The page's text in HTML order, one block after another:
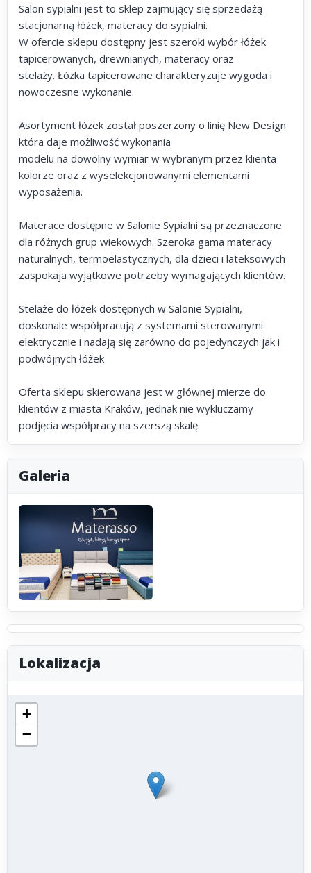
Salon sypialni jest to sklep zajmujący się sprzedażą
stacjonarną łóżek, materacy do sypialni.
W ofercie sklepu dostępny jest szeroki wybór łóżek
tapicerowanych, drewnianych, materacy oraz
stelaży. Łóżka tapicerowane charakteryzuje wygoda i
nowoczesne wykonanie.
Asortyment łóżek został poszerzony o linię New Design
która daje możliwość wykonania
modelu na dowolny wymiar w wybranym przez klienta
kolorze oraz z wyselekcjonowanymi elementami
wyposażenia.
Materace dostępne w Salonie Sypialni są przeznaczone
dla różnych grup wiekowych. Szeroka gama materacy
naturalnych, termoelastycznych, dla dzieci i lateksowych
zaspokaja wyjątkowe potrzeby wymagających klientów.
Stelaże do łóżek dostępnych w Salonie Sypialni,
doskonale współpracują z systemami sterowanymi
elektrycznie i nadają się zarówno do pojedynczych jak i
podwójnych łóżek
Oferta sklepu skierowana jest w głównej mierze do
klientów z miasta Kraków, jednak nie wykluczamy
podjęcia współpracy na szerszą skalę.
Galeria
Lokalizacja
+
−